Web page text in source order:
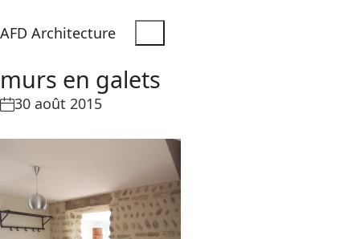
AFD Architecture
murs en galets
30 août 2015